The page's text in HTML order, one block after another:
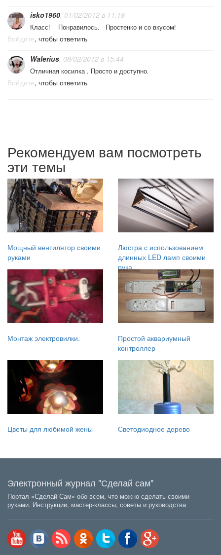
isko1960 , 01/02/2012 в 11:19
Класс! Понравилось. Простенко и со вкусом!
Войдите, чтобы ответить
Walerius , 08/02/2012 в 15:44
Отличная косилка . Просто и доступно.
Войдите, чтобы ответить
Рекомендуем вам посмотреть
эти темы
Мощный вентилятор своими
руками
Люстра с использованием
длинных LED ламп своими
рука...
Монтаж электровилки.
Простой аквариумный
контроллер
Цветы для любимой жены Светодиодное дерево
Электронный журнал "Сделай сам"
Портал «Сделай Сам» обо всем, что можно сделать своими
руками. Инструкции, мастер-классы, советы и руководства